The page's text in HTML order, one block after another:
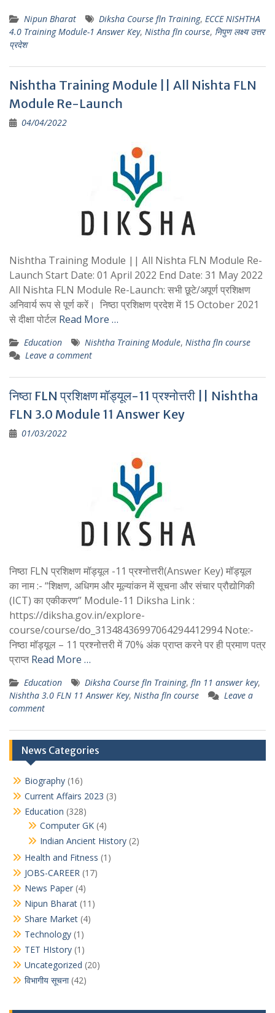
Nipun Bharat Diksha Course fln Training, ECCE NISHTHA
4.0 Training Module-1 Answer Key, Nistha fln course, निपुण लक्ष्य उत्तर
प्रदेश
Nishtha Training Module || All Nishta FLN
Module Re-Launch
04/04/2022
Nishtha Training Module || All Nishta FLN Module Re-
Launch Start Date: 01 April 2022 End Date: 31 May 2022
All Nishta FLN Module Re-Launch: सभी छूटे/अपूर्ण प्रशिक्षण
अनिवार्य रूप से पूर्ण करें। निष्ठा प्रशिक्षण प्रदेश में 15 October 2021
से दीक्षा पोर्टल Read More …
Education Nishtha Training Module, Nistha fln course
Leave a comment
निष्ठा FLN प्रशिक्षण मॉड्यूल-11 प्रश्नोत्तरी || Nishtha
FLN 3.0 Module 11 Answer Key
01/03/2022
निष्ठा FLN प्रशिक्षण मॉड्यूल -11 प्रश्नोत्तरी(Answer Key) मॉड्यूल
का नाम :- “शिक्षण, अधिगम और मूल्यांकन में सूचना और संचार प्रौद्योगिकी
(ICT) का एकीकरण” Module-11 Diksha Link :
https://diksha.gov.in/explore-
course/course/do_31348436997064294412994 Note:-
निष्ठा मॉड्यूल – 11 प्रश्नोत्तरी में 70% अंक प्राप्त करने पर ही प्रमाण पत्र
प्राप्तRead More …
Education Diksha Course fln Training, fln 11 answer key,
Nishtha 3.0 FLN 11 Answer Key, Nistha fln course
Leave a
comment
News Categories
Biography (16)
Current Affairs 2023 (3)
Education (328)
Computer GK (4)
Indian Ancient History (2)
Health and Fitness (1)
JOBS-CAREER (17)
News Paper (4)
Nipun Bharat (11)
Share Market (4)
Technology (1)
TET HIstory (1)
Uncategorized (20)
विभागीय सूचना(42)